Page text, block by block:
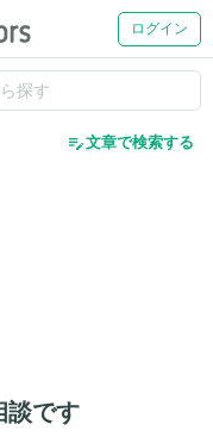
ログイン
edit_note文章で検索する
談です